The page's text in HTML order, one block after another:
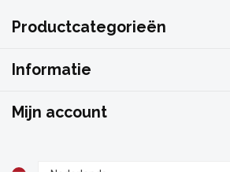
Productcategorieën
Informatie
Mijn account